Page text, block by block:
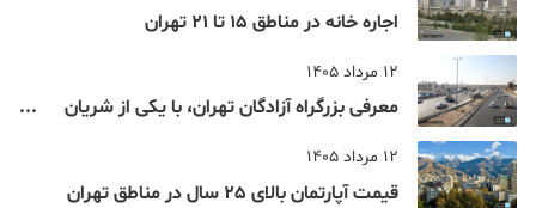
اجاره خانه در مناطق 15 تا 21 تهران
12 مرداد 1405
معرفی بزرگراه آزادگان تهران، با یکی از شریان
12 مرداد 1405
قیمت آپارتمان بالای 25 سال در مناطق تهران